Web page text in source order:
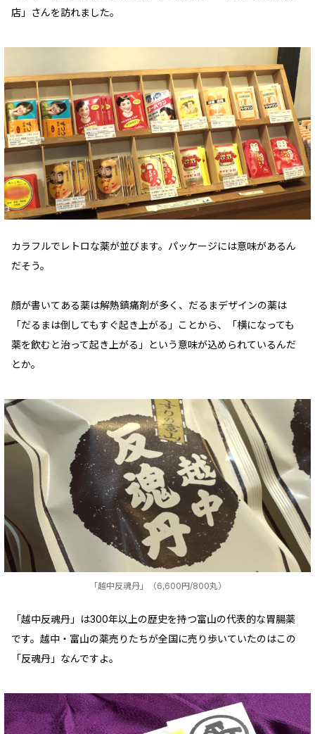
店」さんを訪れました。
カラフルでレトロな薬が並びます。パッケージには意味があるん
だそう。
顔が書いてある薬は解熱鎮痛剤が多く、だるまデザインの薬は
「だるまは倒してもすぐ起き上がる」ことから、「横になっても
薬を飲むと治って起き上がる」という意味が込められているんだ
とか。
「越中反魂丹」（6,600円/800丸）
「越中反魂丹」は300年以上の歴史を持つ富山の代表的な胃腸薬
です。越中・富山の薬売りたちが全国に売り歩いていたのはこの
「反魂丹」なんですよ。